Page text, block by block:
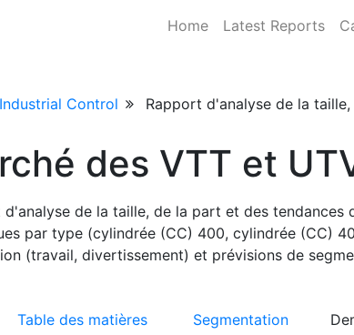
Home Latest Reports
Control Rapport d'analyse de la
des VTT et
d'analyse de la taille, de la part et des tendances
par type (cylindrée (CC) 400, cylindrée (CC)
(travail, divertissement) et prévisions de
Table des matières Segmentation